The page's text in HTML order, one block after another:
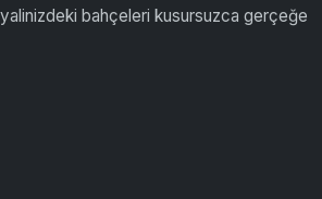
bahçeleri kusursuzca gerçeğe